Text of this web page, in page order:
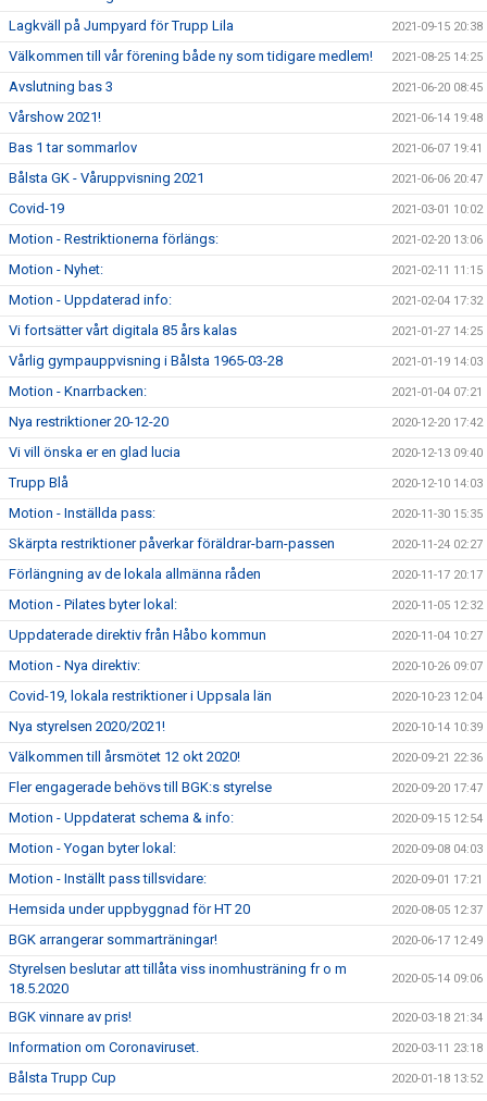
Lagkväll på Jumpyard för Trupp Lila 2021-09-15 20:38
Välkommen till vår förening både ny som tidigare medlem! 2021-08-25 14:25
Avslutning bas 3 2021-06-20 08:45
Vårshow 2021! 2021-06-14 19:48
Bas 1 tar sommarlov 2021-06-07 19:41
Bålsta GK - Våruppvisning 2021 2021-06-06 20:47
Covid-19 2021-03-01 10:02
Motion - Restriktionerna förlängs: 2021-02-20 13:06
Motion - Nyhet: 2021-02-11 11:15
Motion - Uppdaterad info: 2021-02-04 17:32
Vi fortsätter vårt digitala 85 års kalas 2021-01-27 14:25
Vårlig gympauppvisning i Bålsta 1965-03-28 2021-01-19 14:03
Motion - Knarrbacken: 2021-01-04 07:21
Nya restriktioner 20-12-20 2020-12-20 17:42
Vi vill önska er en glad lucia 2020-12-13 09:40
Trupp Blå 2020-12-10 14:03
Motion - Inställda pass: 2020-11-30 15:35
Skärpta restriktioner påverkar föräldrar-barn-passen 2020-11-24 02:27
Förlängning av de lokala allmänna råden 2020-11-17 20:17
Motion - Pilates byter lokal: 2020-11-05 12:32
Uppdaterade direktiv från Håbo kommun 2020-11-04 10:27
Motion - Nya direktiv: 2020-10-26 09:07
Covid-19, lokala restriktioner i Uppsala län 2020-10-23 12:04
Nya styrelsen 2020/2021! 2020-10-14 10:39
Välkommen till årsmötet 12 okt 2020! 2020-09-21 22:36
Fler engagerade behövs till BGK:s styrelse 2020-09-20 17:47
Motion - Uppdaterat schema & info: 2020-09-15 12:54
Motion - Yogan byter lokal: 2020-09-08 04:03
Motion - Inställt pass tillsvidare: 2020-09-01 17:21
Hemsida under uppbyggnad för HT 20 2020-08-05 12:37
BGK arrangerar sommarträningar! 2020-06-17 12:49
Styrelsen beslutar att tillåta viss inomhusträning fr o m
18.5.2020
2020-05-14 09:06
BGK vinnare av pris! 2020-03-18 21:34
Information om Coronaviruset. 2020-03-11 23:18
Bålsta Trupp Cup 2020-01-18 13:52